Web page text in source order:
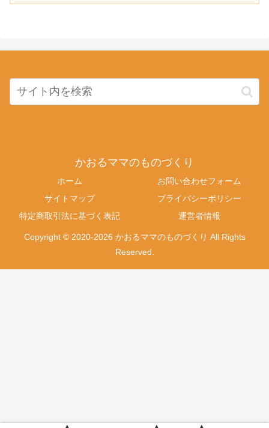
かおるママのものづくり
ホーム
お問い合わせフォーム
サイトマップ
プライバシーポリシー
特定商取引法に基づく表記
運営者情報
Copyright © 2020-2026 かおるママのものづくり All Rights
Reserved.